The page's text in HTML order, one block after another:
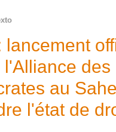
lancement
l'Alliance des
au
l'état de